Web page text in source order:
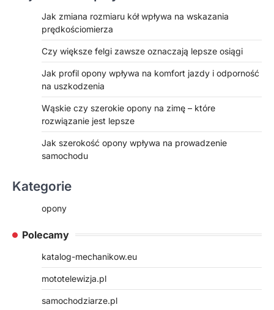
Jak zmiana rozmiaru kół wpływa na wskazania
prędkościomierza
Czy większe felgi zawsze oznaczają lepsze osiągi
Jak profil opony wpływa na komfort jazdy i odporność
na uszkodzenia
Wąskie czy szerokie opony na zimę – które
rozwiązanie jest lepsze
Jak szerokość opony wpływa na prowadzenie
samochodu
Kategorie
opony
Polecamy
katalog-mechanikow.eu
mototelewizja.pl
samochodziarze.pl